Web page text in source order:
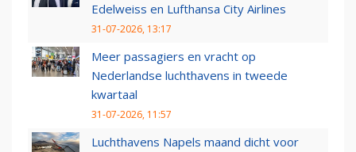
Edelweiss en Lufthansa City Airlines
31-07-2026, 13:17
Meer passagiers en vracht op
Nederlandse luchthavens in tweede
kwartaal
31-07-2026, 11:57
Luchthavens Napels maand dicht voor